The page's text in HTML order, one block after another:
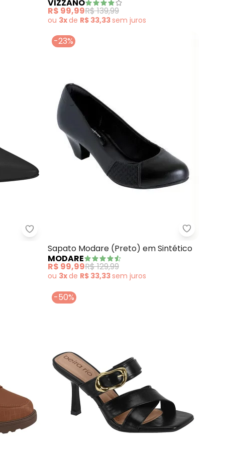
VIZZANO
R$ 99,99R$ 139,99
ou 3xde R$ 33,33sem juros
Beira Rio - Sapato Beira Rio (Preto)
-23%
Modare
Sapato Modare (Preto) em Sintético
MODARE
R$ 99,99R$ 129,99
ou 3xde R$ 33,33sem juros
-50%